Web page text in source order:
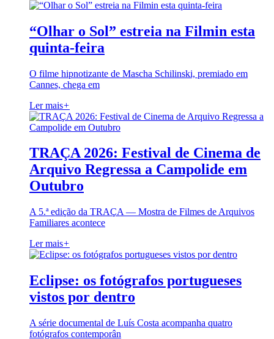
“Olhar o Sol” estreia na Filmin esta
quinta-feira
O filme hipnotizante de Mascha Schilinski, premiado em
Cannes, chega em
Ler mais+
TRAÇA 2026: Festival de Cinema de
Arquivo Regressa a Campolide em
Outubro
A 5.ª edição da TRAÇA — Mostra de Filmes de Arquivos
Familiares acontece
Ler mais+
Eclipse: os fotógrafos portugueses
vistos por dentro
A série documental de Luís Costa acompanha quatro
fotógrafos contemporân